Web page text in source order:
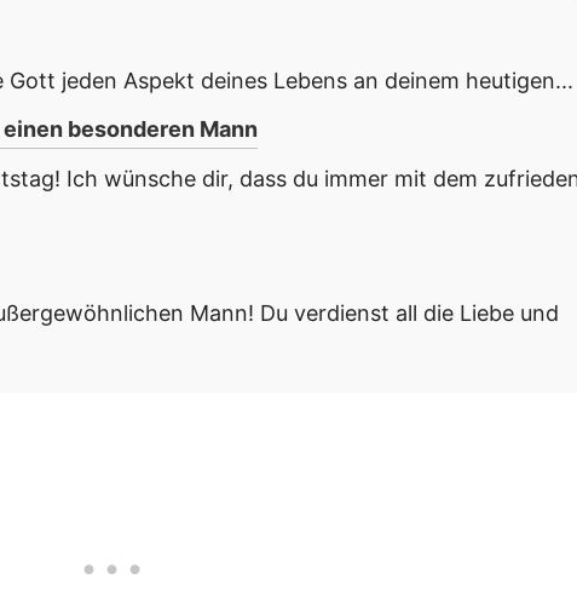
jeden Aspekt deines Lebens an deinem heutigen...
besonderen Mann
Ich wünsche dir, dass du immer mit dem
Mann! Du verdienst all die Liebe und